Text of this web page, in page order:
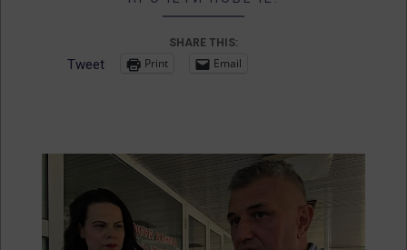
SHARE THIS:
Tweet Print Email